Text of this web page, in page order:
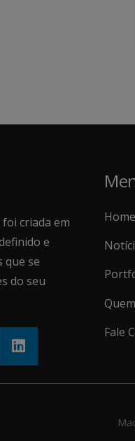
foi criada em
e
que se
do seu
Home
Fale